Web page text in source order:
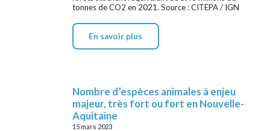
tonnes de CO2 en 2021. Source : CITEPA / IGN
En savoir plus
Nombre d’espèces animales à enjeu
majeur, très fort ou fort en Nouvelle-
Aquitaine
15 mars 2023